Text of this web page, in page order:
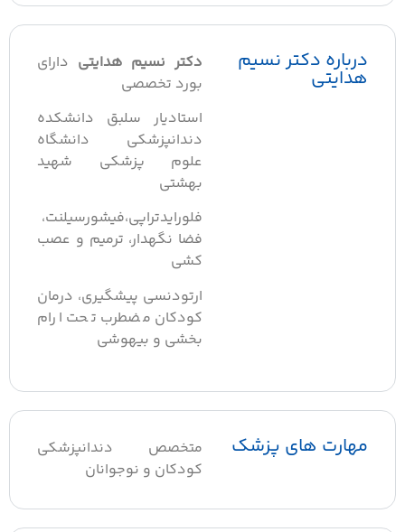
درباره دکتر نسیم
هدایتی
دکتر نسیم هدایتیدارای
بورد تخصصی
استادیار سلبق دانشکده
دندانپزشکی دانشگاه
علوم پزشکی شهید
بهشتی
فلورایدتراپی،فیشورسیلنت،
فضا نگهدار، ترمیم و عصب
کشی
ارتودنسی پیشگیری، درمان
کودکان مضطرب تحت ارام
بخشی و بیهوشی
مهارت های پزشک
متخصص دندانپزشکی
کودکان و نوجوانان